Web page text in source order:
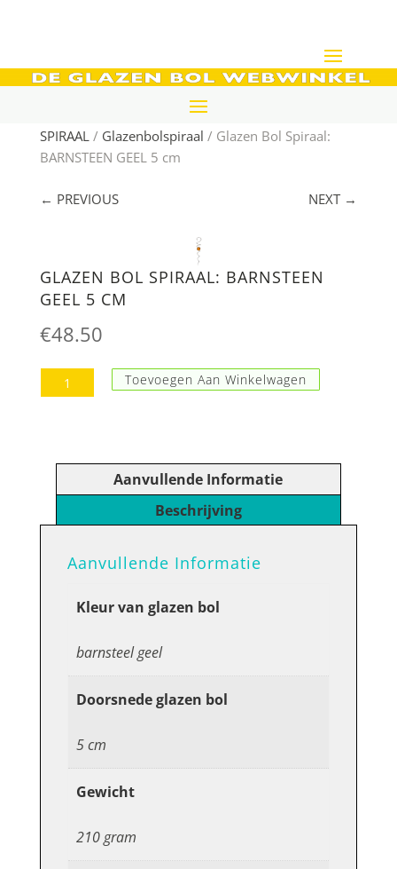
De glazen bol webwinkel
SPIRAAL/ Glazenbolspiraal / Glazen Bol Spiraal:
BARNSTEEN GEEL 5 cm
← PREVIOUS NEXT →
GLAZEN BOL SPIRAAL: BARNSTEEN
GEEL 5 CM
€48.50
Glazen
Bol
GEEL
aantal
Toevoegen Aan Winkelwagen
Aanvullende Informatie
Beschrijving
Aanvullende Informatie
Kleur van glazen bol
barnsteel geel
Doorsnede glazen bol
5 cm
Gewicht
210 gram